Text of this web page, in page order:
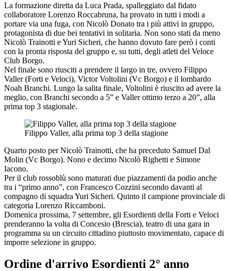
La formazione diretta da Luca Prada, spalleggiato dal fidato
collaboratore Lorenzo Roccabruna, ha provato in tutti i modi a
portare via una fuga, con Nicolò Donato tra i più attivi in gruppo,
protagonista di due bei tentativi in solitaria. Non sono stati da meno
Nicolò Trainotti e Yuri Sicheri, che hanno dovuto fare però i conti
con la pronta risposta del gruppo e, su tutti, degli atleti del Veloce
Club Borgo.
Nel finale sono riusciti a prendere il largo in tre, ovvero Filippo
Valler (Forti e Veloci), Victor Voltolini (Vc Borgo) e il lombardo
Noah Branchi. Lungo la salita finale, Voltolini è riuscito ad avere la
meglio, con Branchi secondo a 5” e Valler ottimo terzo a 20”, alla
prima top 3 stagionale.
Filippo Valler, alla prima top 3 della stagione
Quarto posto per Nicolò Trainotti, che ha preceduto Samuel Dal
Molin (Vc Borgo). Nono e decimo Nicolò Righetti e Simone
Iacono.
Per il club rossoblù sono maturati due piazzamenti da podio anche
tra i “primo anno”, con Francesco Cozzini secondo davanti al
compagno di squadra Yuri Sicheri. Quinto il campione provinciale di
categoria Lorenzo Riccamboni.
Domenica prossima, 7 settembre, gli Esordienti della Forti e Veloci
prenderanno la volta di Concesio (Brescia), teatro di una gara in
programma su un circuito cittadino piuttosto movimentato, capace di
imporre selezione in gruppo.
Ordine d'arrivo Esordienti 2° anno